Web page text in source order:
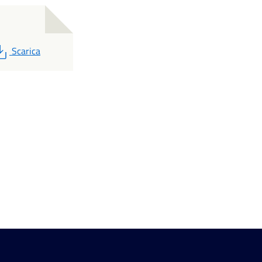
PDF
Scarica